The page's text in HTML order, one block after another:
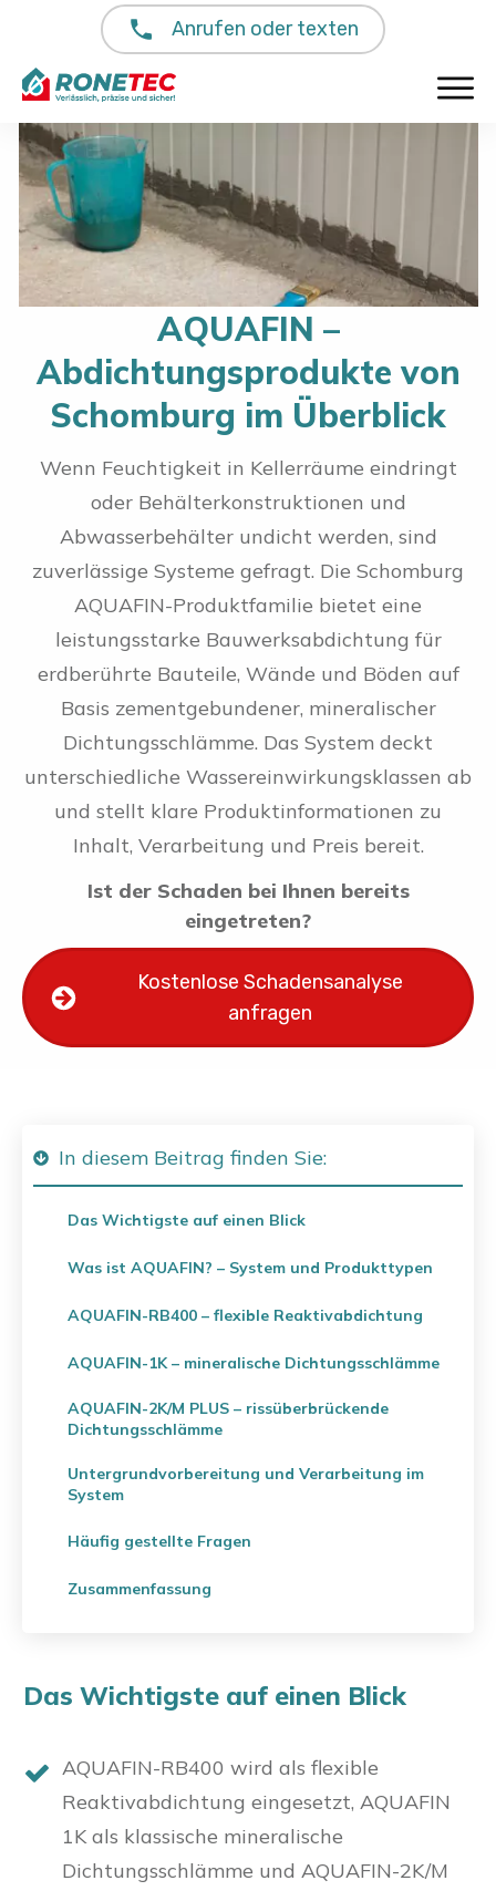
Anrufen oder texten
AQUAFIN –
Abdichtungsprodukte von
Schomburg im Überblick
Wenn Feuchtigkeit in Kellerräume eindringt
oder Behälterkonstruktionen und
Abwasserbehälter undicht werden, sind
zuverlässige Systeme gefragt. Die Schomburg
AQUAFIN-Produktfamilie bietet eine
leistungsstarke Bauwerksabdichtung für
erdberührte Bauteile, Wände und Böden auf
Basis zementgebundener, mineralischer
Dichtungsschlämme. Das System deckt
unterschiedliche Wassereinwirkungsklassen ab
und stellt klare Produktinformationen zu
Inhalt, Verarbeitung und Preis bereit.
Ist der Schaden bei Ihnen bereits
eingetreten?
Kostenlose Schadensanalyse
anfragen
In diesem Beitrag finden Sie:
Das Wichtigste auf einen Blick
Was ist AQUAFIN? – System und Produkttypen
AQUAFIN-RB400 – flexible Reaktivabdichtung
AQUAFIN-1K – mineralische Dichtungsschlämme
AQUAFIN-2K/M PLUS – rissüberbrückende
Dichtungsschlämme
Untergrundvorbereitung und Verarbeitung im
System
Häufig gestellte Fragen
Zusammenfassung
Das Wichtigste auf einen Blick
AQUAFIN-RB400 wird als flexible
Reaktivabdichtung eingesetzt, AQUAFIN
1K als klassische mineralische
Dichtungsschlämme und AQUAFIN-2K/M